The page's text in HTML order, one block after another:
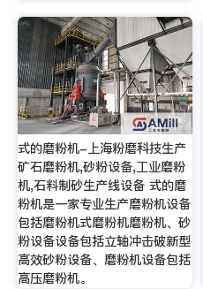
式的磨粉机-上海粉磨科技生产
矿石磨粉机,砂粉设备,工业磨粉
机,石料制砂生产线设备 式的磨
粉机是一家专业生产磨粉机设备
包括磨粉机式磨粉机磨粉机、砂
粉设备设备包括立轴冲击破新型
高效砂粉设备、磨粉机设备包括
高压磨粉机。